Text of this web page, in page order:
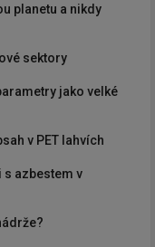
planetu a nikdy
sektory
jako velké
v PET lahvích
azbestem v